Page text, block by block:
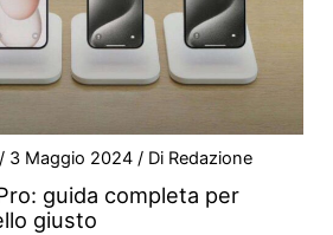
/ 3 Maggio 2024/ Di Redazione
guida completa per
giusto